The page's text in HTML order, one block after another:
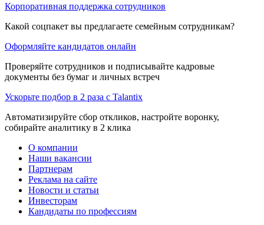
Корпоративная поддержка сотрудников
Какой соцпакет вы предлагаете семейным сотрудникам?
Оформляйте кандидатов онлайн
Проверяйте сотрудников и подписывайте кадровые
документы без бумаг и личных встреч
Ускорьте подбор в 2 раза с Talantix
Автоматизируйте сбор откликов, настройте воронку,
собирайте аналитику в 2 клика
О компании
Наши вакансии
Партнерам
Реклама на сайте
Новости и статьи
Инвесторам
Кандидаты по профессиям